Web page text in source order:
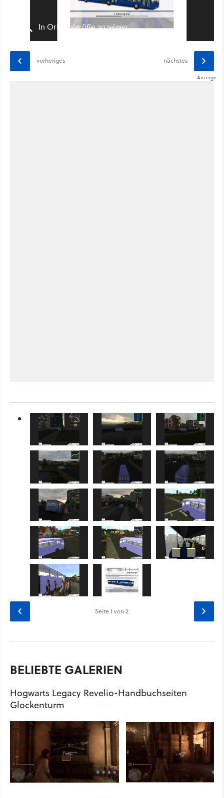
In Originalgröße anzeigen
vorheriges nächstes
Seite1 von 2
BELIEBTE GALERIEN
Hogwarts Legacy Revelio-Handbuchseiten
Glockenturm